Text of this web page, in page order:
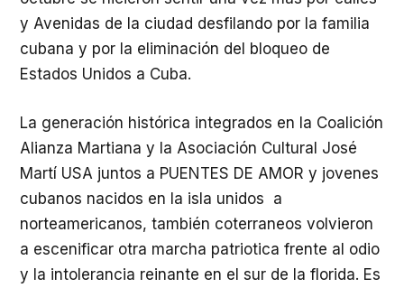
y Avenidas de la ciudad desfilando por la familia
cubana y por la eliminación del bloqueo de
Estados Unidos a Cuba.
La generación histórica integrados en la Coalición
Alianza Martiana y la Asociación Cultural José
Martí USA juntos a PUENTES DE AMOR y jovenes
cubanos nacidos en la isla unidos a
norteamericanos, también coterraneos volvieron
a escenificar otra marcha patriotica frente al odio
y la intolerancia reinante en el sur de la florida. Es